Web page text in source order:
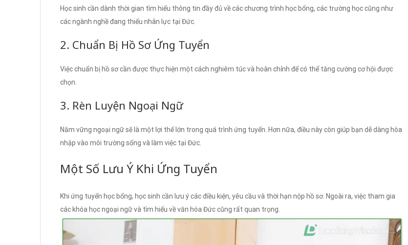
Học sinh cần dành thời gian tìm hiểu thông tin đầy đủ về các chương trình học bổng, các trường học cũng như
các ngành nghề đang thiếu nhân lực tại Đức.
2. Chuẩn Bị Hồ Sơ Ứng Tuyển
Việc chuẩn bị hồ sơ cần được thực hiện một cách nghiêm túc và hoàn chỉnh để có thể tăng cường cơ hội được
chọn.
3. Rèn Luyện Ngoại Ngữ
Nắm vững ngoại ngữ sẽ là một lợi thế lớn trong quá trình ứng tuyển. Hơn nữa, điều này còn giúp bạn dễ dàng hòa
nhập vào môi trường sống và làm việc tại Đức.
Một Số Lưu Ý Khi Ứng Tuyển
Khi ứng tuyển học bổng, học sinh cần lưu ý các điều kiện, yêu cầu và thời hạn nộp hồ sơ. Ngoài ra, việc tham gia
các khóa học ngoại ngữ và tìm hiểu về văn hóa Đức cũng rất quan trọng.